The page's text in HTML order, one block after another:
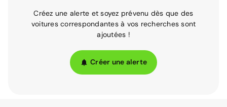
Créez une alerte et soyez prévenu dès que des
voitures correspondantes à vos recherches sont
ajoutées !
Créer une alerte